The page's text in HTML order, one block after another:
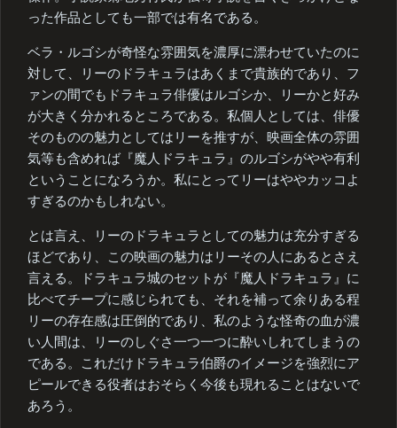
った作品としても一部では有名である。
ベラ・ルゴシが奇怪な雰囲気を濃厚に漂わせていたのに
対して、リーのドラキュラはあくまで貴族的であり、フ
ァンの間でもドラキュラ俳優はルゴシか、リーかと好み
が大きく分かれるところである。私個人としては、俳優
そのものの魅力としてはリーを推すが、映画全体の雰囲
気等も含めれば『魔人ドラキュラ』のルゴシがやや有利
ということになろうか。私にとってリーはややカッコよ
すぎるのかもしれない。
とは言え、リーのドラキュラとしての魅力は充分すぎる
ほどであり、この映画の魅力はリーその人にあるとさえ
言える。ドラキュラ城のセットが『魔人ドラキュラ』に
比べてチープに感じられても、それを補って余りある程
リーの存在感は圧倒的であり、私のような怪奇の血が濃
い人間は、リーのしぐさ一つ一つに酔いしれてしまうの
である。これだけドラキュラ伯爵のイメージを強烈にア
ピールできる役者はおそらく今後も現れることはないで
あろう。